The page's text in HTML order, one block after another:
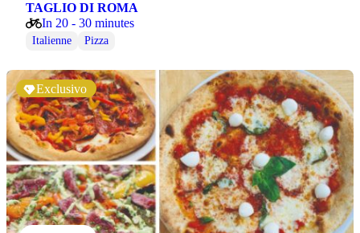
TAGLIO DI ROMA
In 20 - 30 minutes
Italienne Pizza
Exclusivo